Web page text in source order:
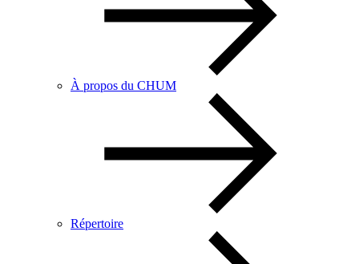
À propos du CHUM
Répertoire